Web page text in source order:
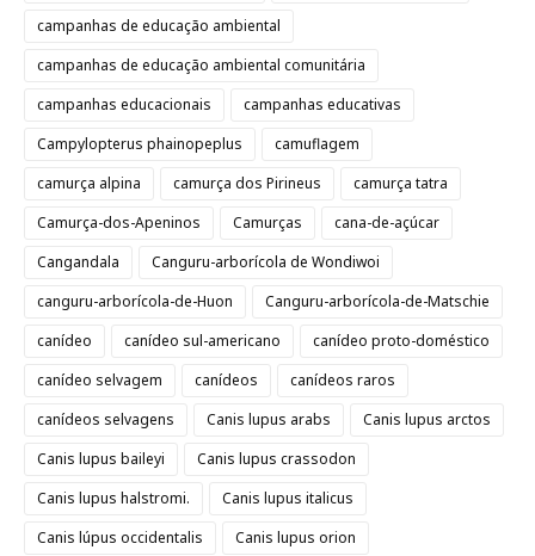
campanhas de educação ambiental
campanhas de educação ambiental comunitária
campanhas educacionais
campanhas educativas
Campylopterus phainopeplus
camuflagem
camurça alpina
camurça dos Pirineus
camurça tatra
Camurça-dos-Apeninos
Camurças
cana-de-açúcar
Cangandala
Canguru-arborícola de Wondiwoi
canguru-arborícola-de-Huon
Canguru-arborícola-de-Matschie
canídeo
canídeo sul-americano
canídeo proto-doméstico
canídeo selvagem
canídeos
canídeos raros
canídeos selvagens
Canis lupus arabs
Canis lupus arctos
Canis lupus baileyi
Canis lupus crassodon
Canis lupus halstromi.
Canis lupus italicus
Canis lúpus occidentalis
Canis lupus orion